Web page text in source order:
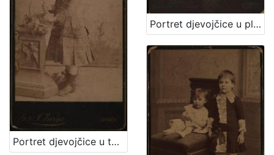
Portret djevojčice u plisiranoj haljinici / S. Weinrich
Portret djevojčice u tamnoj haljinici / [Gjuro Varga] / [izradio fotografski atelier] G. & I. Varga